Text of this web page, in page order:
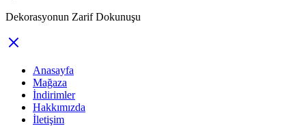
Dekorasyonun Zarif Dokunuşu
Anasayfa
Mağaza
İndirimler
Hakkımızda
İletişim